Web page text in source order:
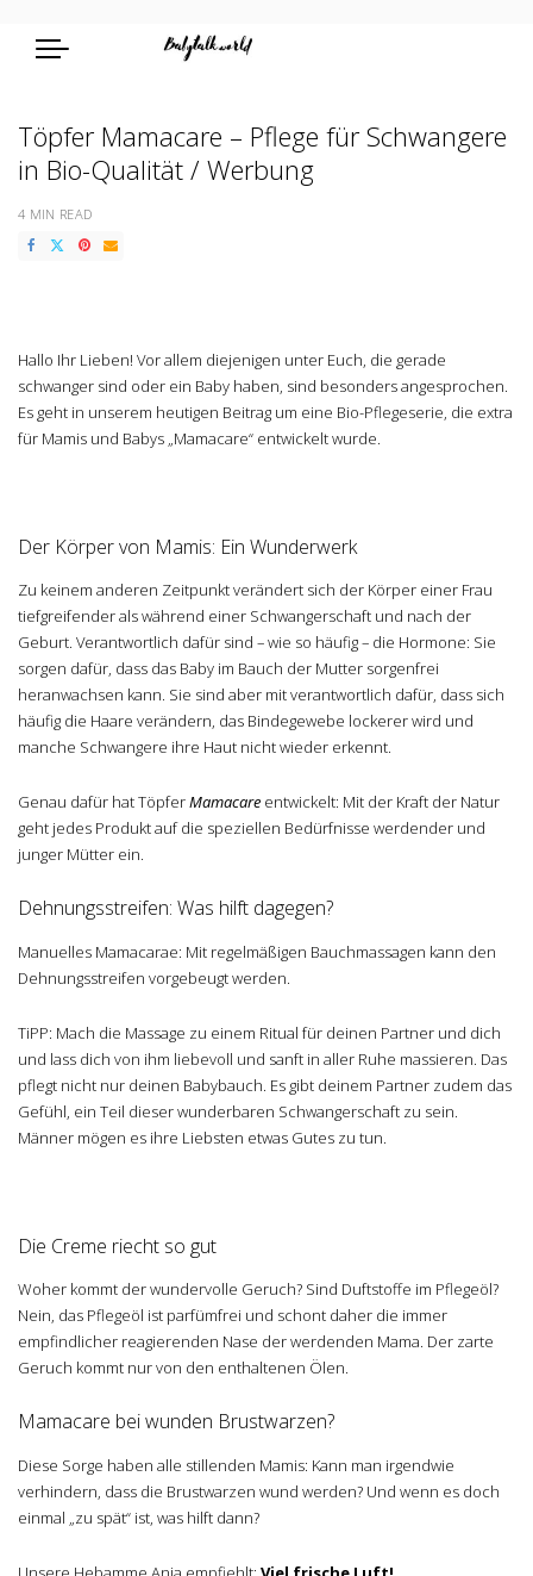
Töpfer Mamacare – Pflege für Schwangere
in Bio-Qualität / Werbung
4 MIN READ
Hallo Ihr Lieben! Vor allem diejenigen unter Euch, die gerade
schwanger sind oder ein Baby haben, sind besonders angesprochen.
Es geht in unserem heutigen Beitrag um eine Bio-Pflegeserie, die extra
für Mamis und Babys „Mamacare“ entwickelt wurde.
Der Körper von Mamis: Ein Wunderwerk
Zu keinem anderen Zeitpunkt verändert sich der Körper einer Frau
tiefgreifender als während einer Schwangerschaft und nach der
Geburt. Verantwortlich dafür sind – wie so häufig – die Hormone: Sie
sorgen dafür, dass das Baby im Bauch der Mutter sorgenfrei
heranwachsen kann. Sie sind aber mit verantwortlich dafür, dass sich
häufig die Haare verändern, das Bindegewebe lockerer wird und
manche Schwangere ihre Haut nicht wieder erkennt.
Genau dafür hat TöpferMamacare entwickelt: Mit der Kraft der Natur
geht jedes Produkt auf die speziellen Bedürfnisse werdender und
junger Mütter ein.
Dehnungsstreifen: Was hilft dagegen?
Manuelles Mamacarae: Mit regelmäßigen Bauchmassagen kann den
Dehnungsstreifen vorgebeugt werden.
TiPP: Mach die Massage zu einem Ritual für deinen Partner und dich
und lass dich von ihm liebevoll und sanft in aller Ruhe massieren. Das
pflegt nicht nur deinen Babybauch. Es gibt deinem Partner zudem das
Gefühl, ein Teil dieser wunderbaren Schwangerschaft zu sein.
Männer mögen es ihre Liebsten etwas Gutes zu tun.
Die Creme riecht so gut
Woher kommt der wundervolle Geruch? Sind Duftstoffe im Pflegeöl?
Nein, das Pflegeöl ist parfümfrei und schont daher die immer
empfindlicher reagierenden Nase der werdenden Mama. Der zarte
Geruch kommt nur von den enthaltenen Ölen.
Mamacare bei wunden Brustwarzen?
Diese Sorge haben alle stillenden Mamis: Kann man irgendwie
verhindern, dass die Brustwarzen wund werden? Und wenn es doch
einmal „zu spät“ ist, was hilft dann?